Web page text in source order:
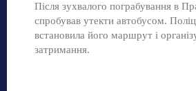
Після зухвалого пограбування в
спробував утекти автобусом.
встановила його маршрут і
затримання.